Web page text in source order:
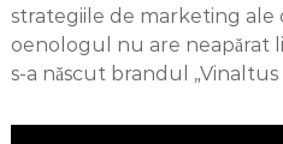
strategiile de marketing ale
oenologul nu are neapărat
s-a născut brandul „Vinaltus